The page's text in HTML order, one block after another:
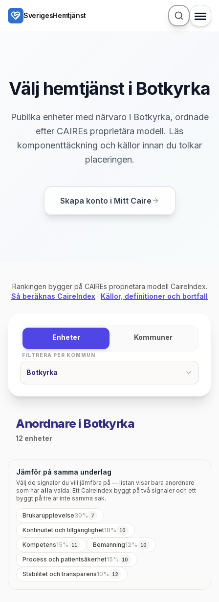
Hoppa till huvudinnehåll
SverigesHemtjänst
Välj hemtjänst i Botkyrka
Publika enheter med närvaro i Botkyrka, ordnade
efter CAIREs proprietära modell. Läs
komponenttäckning och källor innan du tolkar
placeringen.
Skapa konto i Mitt Caire
Rankingen bygger på CAIREs proprietära modell CaireIndex.
Så beräknas CaireIndex · Källor, definitioner och bortfall
Enheter Kommuner
FILTRERA PER KOMMUN
Botkyrka
Anordnare i Botkyrka
12 enheter
Jämför på samma underlag
Välj de signaler du vill jämföra på — listan visar bara anordnare
som har alla valda. Ett CaireIndex byggt på två signaler och ett
byggt på tre är inte samma sak.
Brukarupplevelse30 % 7
Kontinuitet och tillgänglighet18 % 10
Kompetens15 % 11 Bemanning12 % 10
Process och patientsäkerhet15 % 10
Stabilitet och transparens10 % 12